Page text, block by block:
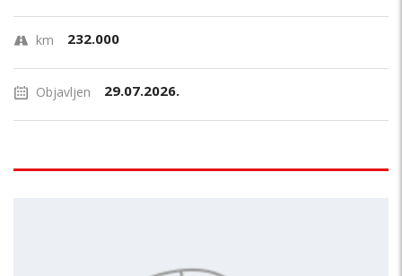
km 232.000
Objavljen 29.07.2026.